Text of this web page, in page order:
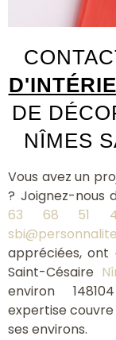
DE
NÎMES
Vous avez un
? Joignez-nous
63 68 51
appréciées,
Saint-Césaire
environ
expertise couvre
ses environs.